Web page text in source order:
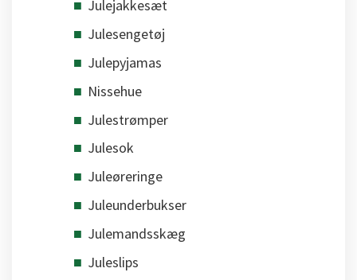
Julejakkesæt
Julesengetøj
Julepyjamas
Nissehue
Julestrømper
Julesok
Juleøreringe
Juleunderbukser
Julemandsskæg
Juleslips